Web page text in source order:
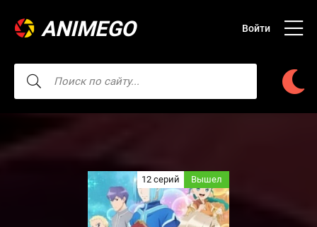
ANIMEGO Войти
12 серий Вышел